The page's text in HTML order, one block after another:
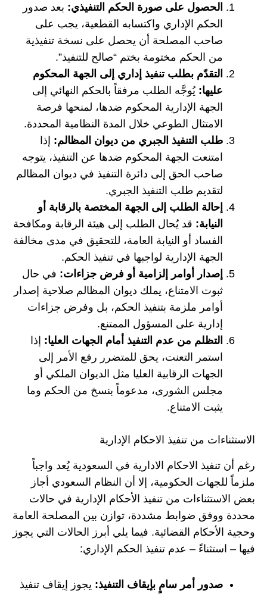
الحصول على صورة الحكم التنفيذي: بعد صدور
الحكم الإداري واكتسابه القطعية، يجب على
صاحب المصلحة أن يحصل على نسخة تنفيذية
من الحكم مختومة بختم “صالح للتنفيذ”.
التقدّم بطلب تنفيذ إداري إلى الجهة المحكوم
عليها: يُوجَّه الطلب مرفقاً بالحكم النهائي إلى
الجهة الإدارية المحكوم ضدها، لمنحها فرصة
الامتثال الطوعي خلال المدة النظامية المحددة.
طلب التنفيذ الجبري من ديوان المظالم: إذا
امتنعت الجهة المحكوم ضدها عن التنفيذ، يتوجه
صاحب الحق إلى دائرة التنفيذ في ديوان المظالم
لتقديم طلب التنفيذ الجبري.
إحالة الطلب إلى الجهة المختصة بالرقابة أو
النيابة: قد يُحال الطلب إلى هيئة الرقابة ومكافحة
الفساد أو النيابة العامة، للتحقيق في مدى مخالفة
الجهة الإدارية لواجبها في تنفيذ الحكم.
إصدار أوامر إلزامية أو فرض جزاءات: في حال
ثبوت الامتناع، يملك ديوان المظالم صلاحية إصدار
أوامر ملزمة بتنفيذ الحكم، بل وفرض جزاءات
إدارية على المسؤول الممتنع.
التظلم من عدم التنفيذ أمام الجهات العليا: إذا
استمر التعنت، يحق للمتضرر رفع الأمر إلى
الجهات الرقابية العليا مثل الديوان الملكي أو
مجلس الشورى، مدعوماً بنسخ من الحكم وما
يثبت الامتناع.
الاستثناءات من تنفيذ الاحكام الإدارية
رغم أن تنفيذ الاحكام الادارية في السعودية يُعد واجباً
ملزماً للجهات الحكومية، إلا أن النظام السعودي أجاز
بعض الاستثناءات من تنفيذ الأحكام الإدارية في حالات
محددة ووفق ضوابط مشددة، توازن بين المصلحة العامة
وحجية الأحكام القضائية. فيما يلي أبرز الحالات التي يجوز
فيها – استثناءً – عدم تنفيذ الحكم الإداري:
صدور أمر سامٍ بإيقاف التنفيذ: يجوز إيقاف تنفيذ